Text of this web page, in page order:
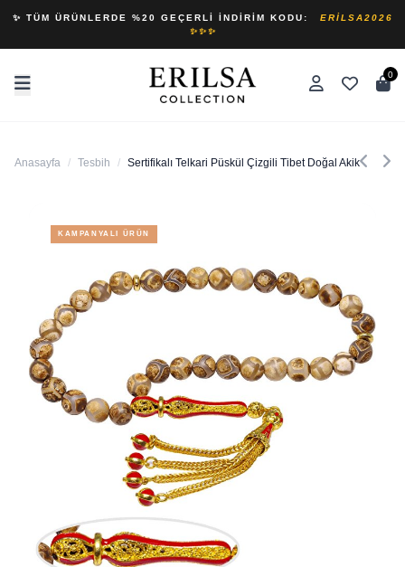
✨ TÜM ÜRÜNLERDE %20 GEÇERLI İNDIRIM KODU:
ERILSA2026
✨✨✨
0
Anasayfa / Tesbih / Sertifikalı Telkari Püskül Çizgili Tibet Doğal Akik Taşı
KAMPANYALI ÜRÜN